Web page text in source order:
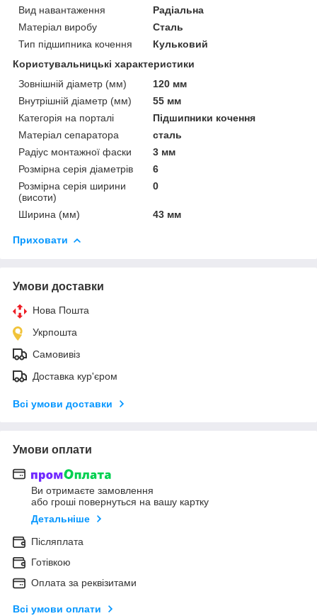
Вид навантаження
Радіальна
Матеріал виробу
Сталь
Тип підшипника кочення
Кульковий
Користувальницькі характеристики
Зовнішній діаметр (мм)
120 мм
Внутрішній діаметр (мм)
55 мм
Категорія на порталі
Підшипники кочення
Матеріал сепаратора
сталь
Радіус монтажної фаски
3 мм
Розмірна серія діаметрів
6
Розмірна серія ширини
(висоти)
0
Ширина (мм) 43 мм
Приховати
Умови доставки
Нова Пошта
Укрпошта
Самовивіз
Доставка кур'єром
Всі умови доставки
Умови оплати
Ви отримаєте замовлення
або гроші повернуться на вашу картку
Детальніше
Післяплата
Готівкою
Оплата за реквізитами
Всі умови оплати